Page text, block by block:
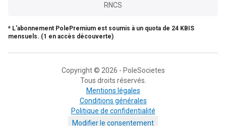
RNCS
* L'abonnement PolePremium est soumis à un quota de 24 KBIS
mensuels. (1 en accès découverte)
Copyright © 2026 - PoleSocietes
Tous droits réservés.
Mentions légales
Conditions générales
Politique de confidentialité
Modifier le consentement